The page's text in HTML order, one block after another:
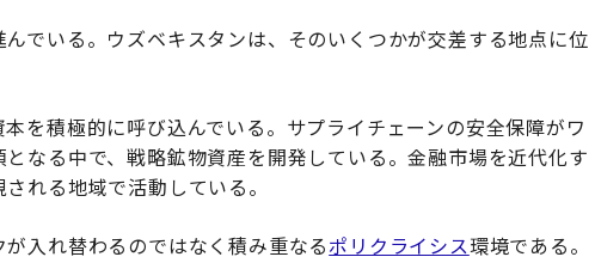
でいる。ウズベキスタンは、そのいくつかが交差する地点に位
を積極的に呼び込んでいる。サプライチェーンの安全保障がワ
なる中で、戦略鉱物資産を開発している。金融市場を近代化す
れる地域で活動している。
入れ替わるのではなく積み重なるポリクライシス環境である。